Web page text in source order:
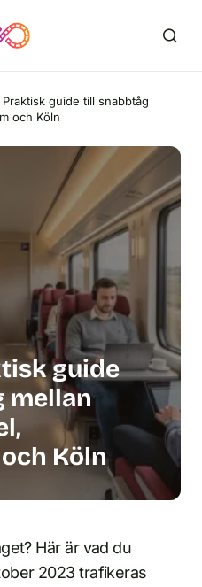
guide till snabbtåg
och Köln
guide
mellan
Köln
Här är vad du
2023 trafikeras